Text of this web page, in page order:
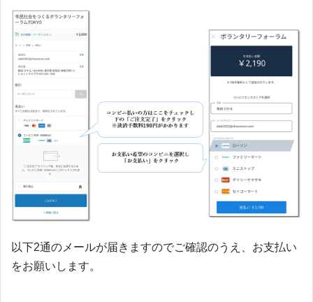
以下2通のメールが届きますのでご確認のうえ、お支払い
をお願いします。